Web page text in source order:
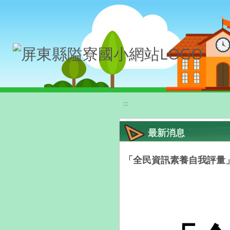
:::
最新消息
「全民資訊素養自我評量